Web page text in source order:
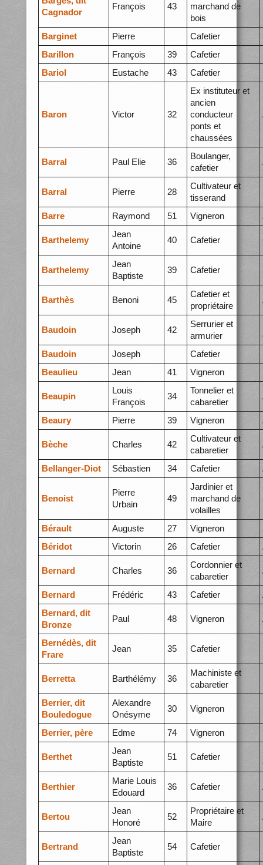
Cagnador
François 43
marchand de
bois
Barginet Pierre Cafetier
Barillon
François 39 Cafetier
Bariol
Eustache 43 Cafetier
Baron Victor 32
Ex instituteur et
ancien
conducteur
ponts et
chaussées
Barral Paul Elie 36
Boulanger,
cafetier
Barral Pierre 28
Cultivateur et
tisserand
Barre Raymond 51 Vigneron
Barthelemy
Jean
Antoine
40 Cafetier
Barthelemy
Jean
Baptiste
39 Cafetier
Barthès Benoni 45
Cafetier et
propriétaire
Baudoin Joseph 42
Serrurier et
armurier
Baudoin
Joseph Cafetier
Beaulieu
Jean 41 Vigneron
Beaupin
Louis
François
34
Tonnelier et
cabaretier
Beaury Pierre 39 Vigneron
Bèche Charles 42
Cultivateur et
cabaretier
Bellanger-Diot Sébastien 34 Cafetier
Benoist
Pierre
Urbain
49
Jardinier et
marchand de
volailles
Bérault Auguste 27 Vigneron
Béridot
Victorin 26 Cafetier
Bernard Charles 36
Cordonnier et
cabaretier
Bernard Frédéric 43 Cafetier
Bernard, dit
Bronze
Paul 48 Vigneron
Bernédès, dit
Frare
Jean 35 Cafetier
Berretta Barthélémy 36
Machiniste et
cabaretier
Berrier, dit
Bouledogue
Alexandre
Onésyme
30 Vigneron
Berrier, père Edme 74 Vigneron
Berthet
Jean
Baptiste
51 Cafetier
Berthier
Marie Louis
Edouard
36 Cafetier
Bertou
Jean
Honoré
52
Propriétaire et
Maire
Bertrand
Jean
Baptiste
54 Cafetier